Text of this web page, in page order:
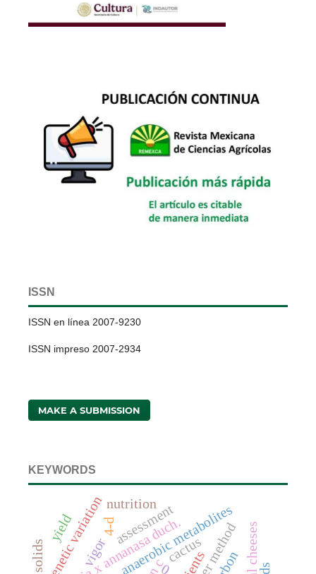
ISSN
ISSN en línea 2007-9230
ISSN impreso 2007-2934
MAKE A SUBMISSION
KEYWORDS
anaerobic metabolites
assessment
genetic variationnutrition
vigor cactus
0
4-d
yield